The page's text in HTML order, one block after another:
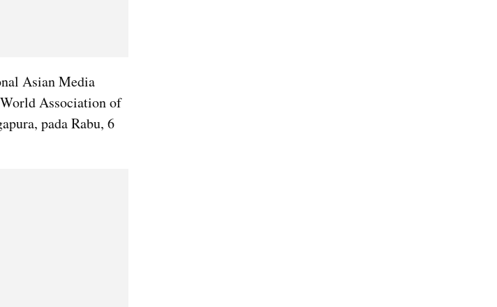
Asian Media
Association of
pada Rabu, 6